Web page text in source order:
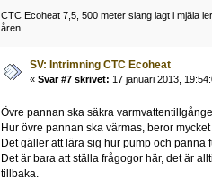
CTC Ecoheat 7,5, 500 meter slang lagt i mjäla
åren.
SV: Intrimning CTC Ecoheat
« Svar #7 skrivet: 17 januari 2013,
Övre pannan ska säkra
Hur övre pannan ska värmas, beror
Det gäller att lära sig hur pump och
Det är bara att ställa frågogor här, det är
tillbaka.